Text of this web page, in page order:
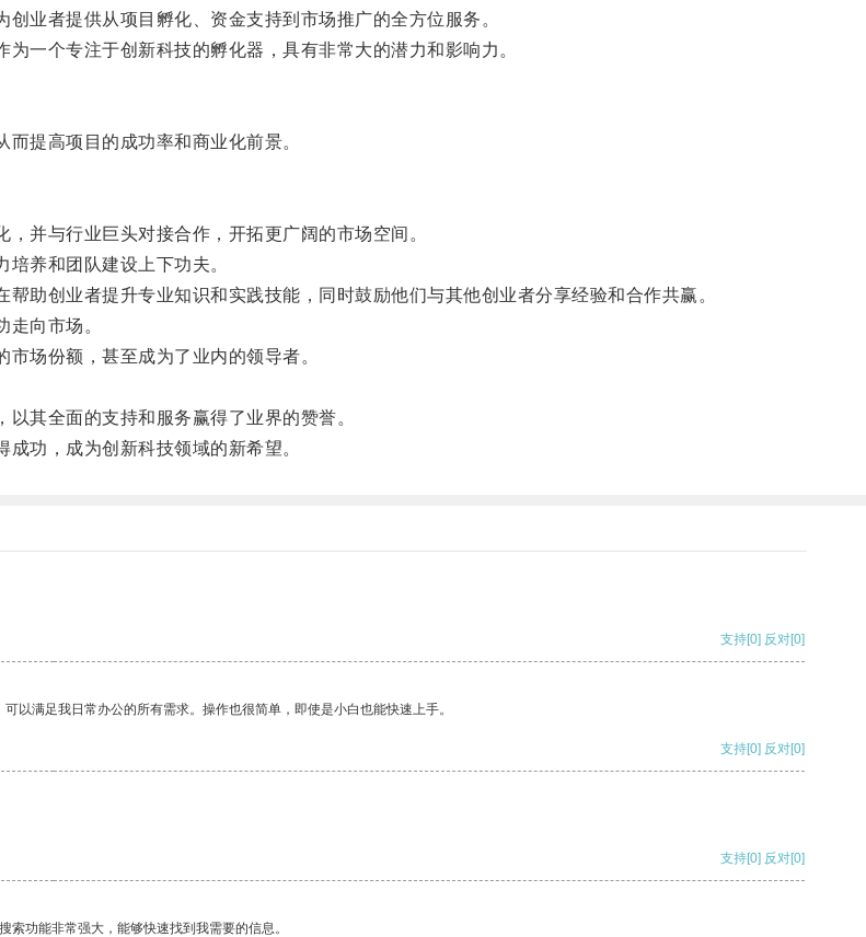
者提供从项目孵化、资金支持到市场推广的全方位服务。
个专注于创新科技的孵化器，具有非常大的潜力和影响力。
提高项目的成功率和商业化前景。
并与行业巨头对接合作，开拓更广阔的市场空间。
养和团队建设上下功夫。
创业者提升专业知识和实践技能，同时鼓励他们与其他创业者分享经验和合作共赢。
向市场。
场份额，甚至成为了业内的领导者。
其全面的支持和服务赢得了业界的赞誉。
功，成为创新科技领域的新希望。
支持[0] 反对[0]
以满足我日常办公的所有需求。操作也很简单，即使是小白也能快速上手。
支持[0] 反对[0]
支持[0] 反对[0]
功能非常强大，能够快速找到我需要的信息。